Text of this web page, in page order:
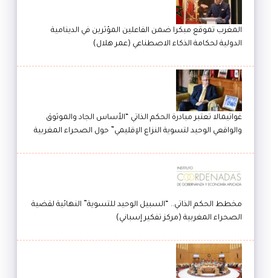
المغرب تموقع مبكرا ضمن الفاعلين المؤثرين في الدينامية
الدولية لحكامة الذكاء الاصطناعي (عمر هلال)
غواتيمالا تعتبر مبادرة الحكم الذاتي “الأساس الجاد والموثوق
والواقعي الوحيد لتسوية النزاع الإقليمي” حول الصحراء المغربية
مخطط الحكم الذاتي.. “السبيل الوحيد للتسوية” النهائية لقضية
الصحراء المغربية (مركز تفكير إسباني)